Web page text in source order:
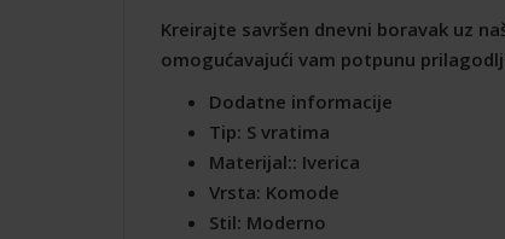
Kreirajte savršen dnevni boravak uz
omogućavajući vam potpunu
Dodatne informacije
Tip: S vratima
Materijal:: Iverica
Vrsta: Komode
Stil: Moderno